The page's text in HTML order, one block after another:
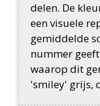
delen. De
een visuele
gemiddelde
nummer
waarop dit
'smiley' grijs,